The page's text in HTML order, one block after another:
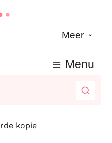
Meer
we jou helpen?
Menu
items
kopie